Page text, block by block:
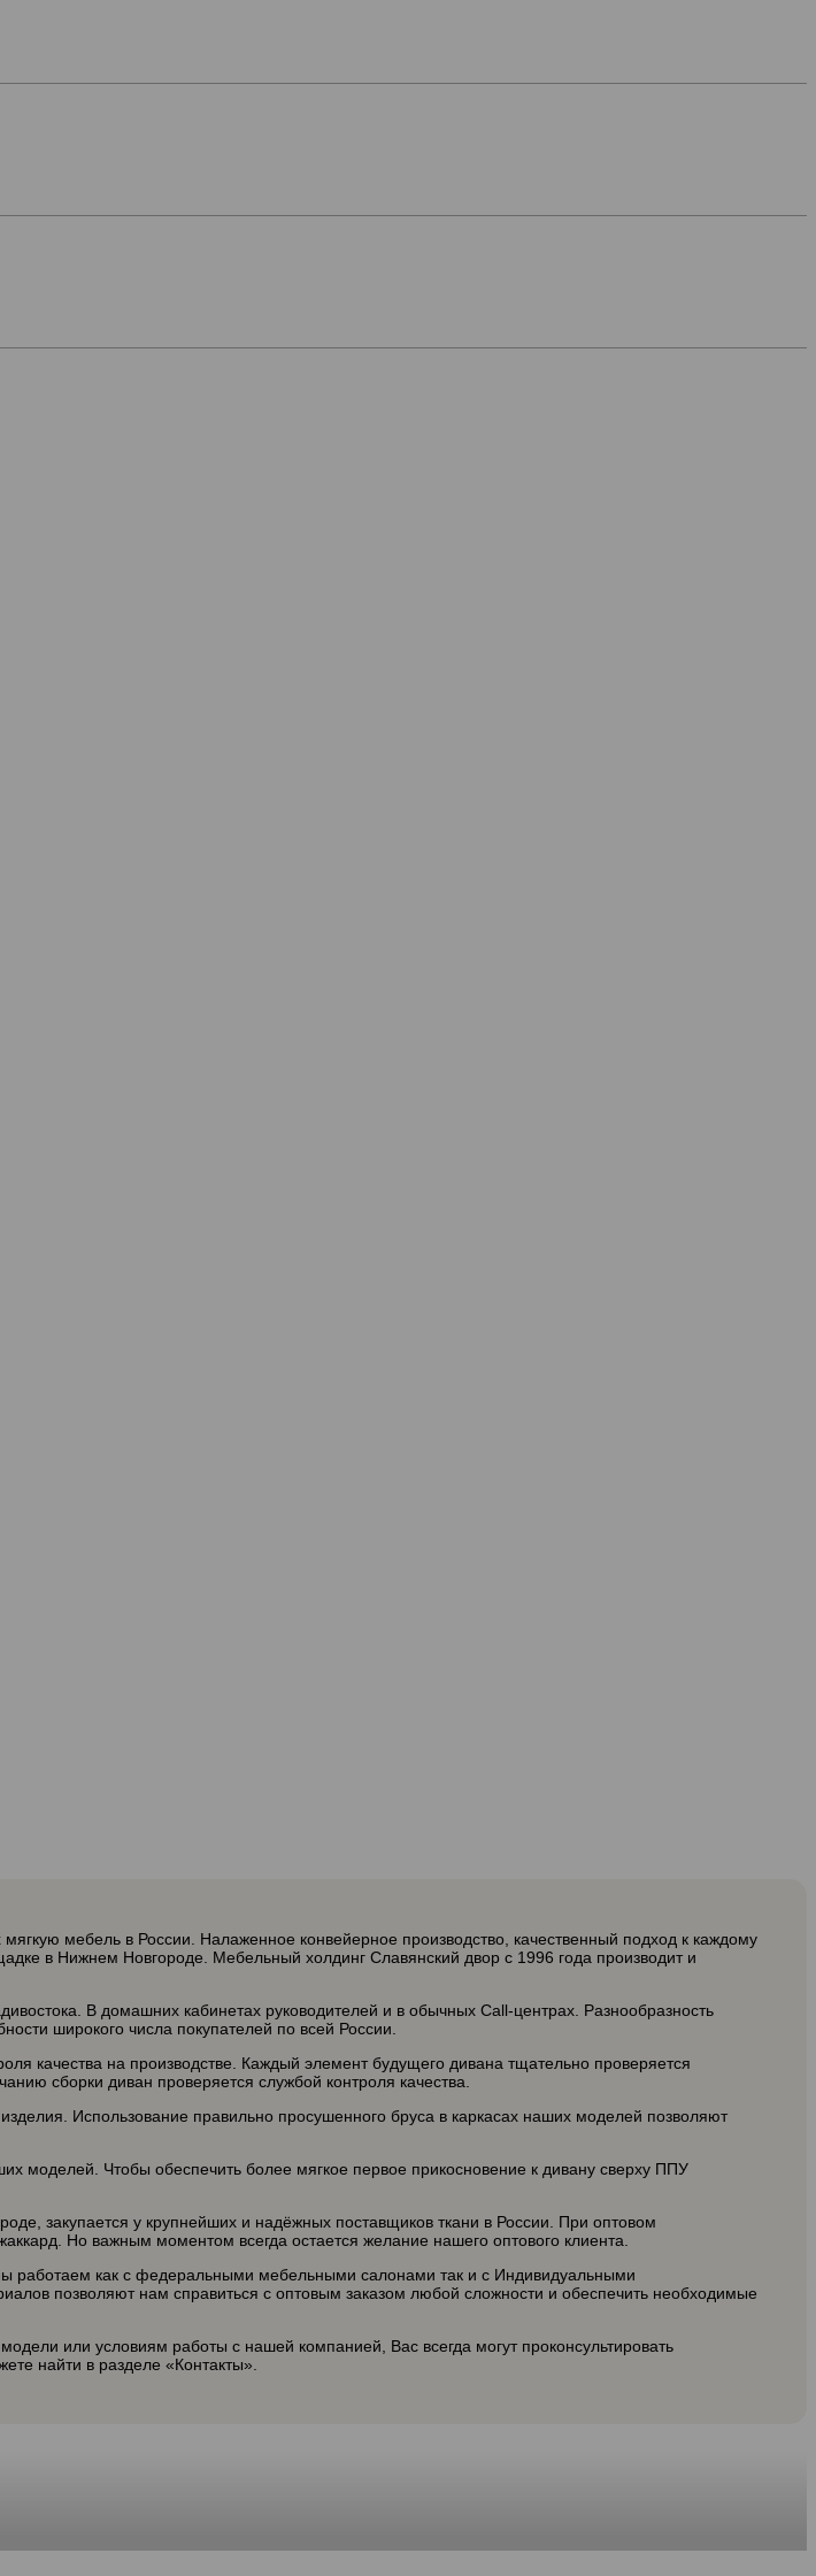
мебель в России. Налаженное конвейерное производство, качественный подход к каждому
в Нижнем Новгороде. Мебельный холдинг Славянский двор с 1996 года производит и
В домашних кабинетах руководителей и в обычных Call-центрах. Разнообразность
широкого числа покупателей по всей России.
качества на производстве. Каждый элемент будущего дивана тщательно проверяется
сборки диван проверяется службой контроля качества.
Использование правильно просушенного бруса в каркасах наших моделей позволяют
моделей. Чтобы обеспечить более мягкое первое прикосновение к дивану сверху ППУ
закупается у крупнейших и надёжных поставщиков ткани в России. При оптовом
Но важным моментом всегда остается желание нашего оптового клиента.
работаем как с федеральными мебельными салонами так и с Индивидуальными
позволяют нам справиться с оптовым заказом любой сложности и обеспечить необходимые
или условиям работы с нашей компанией, Вас всегда могут проконсультировать
найти в разделе «Контакты».